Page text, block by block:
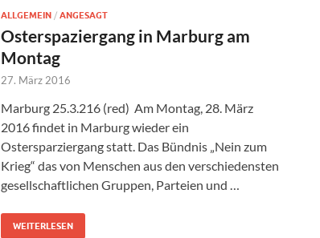
ALLGEMEIN / ANGESAGT
Osterspaziergang in Marburg am
Montag
27. März 2016
Marburg 25.3.216 (red) Am Montag, 28. März
2016 findet in Marburg wieder ein
Ostersparziergang statt. Das Bündnis „Nein zum
Krieg“ das von Menschen aus den verschiedensten
gesellschaftlichen Gruppen, Parteien und …
WEITERLESEN